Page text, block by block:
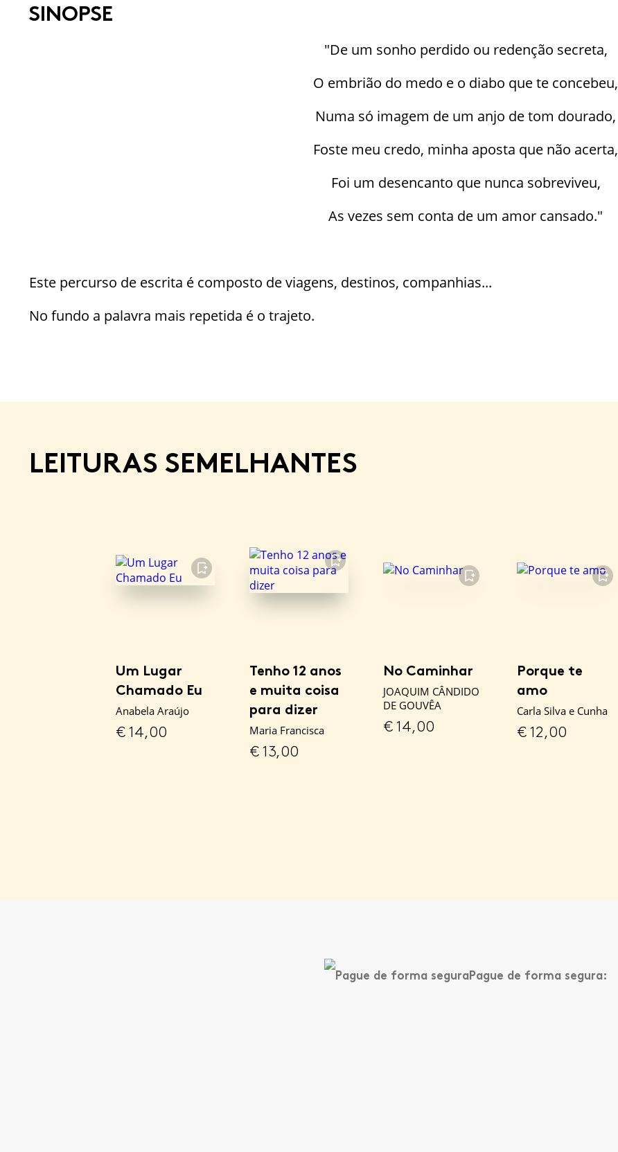
SINOPSE
"De um sonho perdido ou redenção secreta,
O embrião do medo e o diabo que te concebeu,
Numa só imagem de um anjo de tom dourado,
Foste meu credo, minha aposta que não acerta,
Foi um desencanto que nunca sobreviveu,
As vezes sem conta de um amor cansado."
Este percurso de escrita é composto de viagens, destinos, companhias...
No fundo a palavra mais repetida é o trajeto.
LEITURAS SEMELHANTES
FAVORITO
Um Lugar
Chamado Eu
Anabela Araújo
€14,00
FAVORITO
Tenho 12 anos
e muita coisa
para dizer
Maria Francisca
€13,00
FAVORITO
No Caminhar
JOAQUIM CÂNDIDO
DE GOUVÊA
€14,00
FAVORITO
Porque te
amo
Carla Silva e Cunha
€12,00
Pague de forma segura: